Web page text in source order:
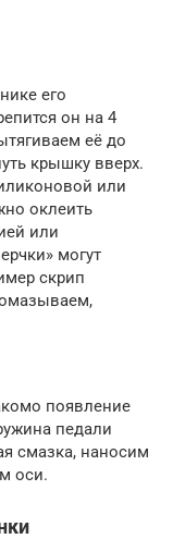
его
он на 4
её до
крышку вверх.
или
оклеить
или
могут
скрип
появление
педали
смазка, наносим
оси.